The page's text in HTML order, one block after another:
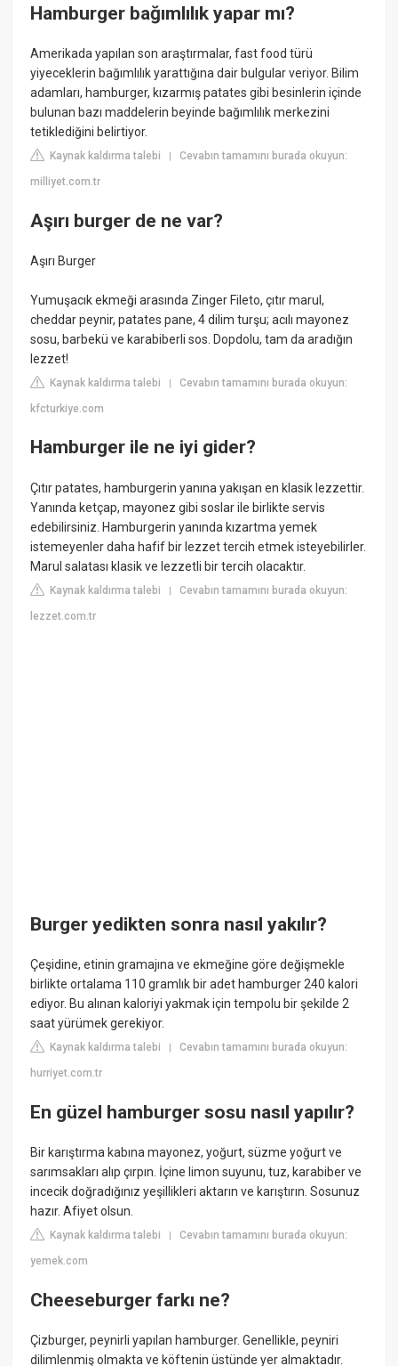
Hamburger bağımlılık yapar mı?
Amerikada yapılan son araştırmalar, fast food türü
yiyeceklerin bağımlılık yarattığına dair bulgular veriyor. Bilim
adamları, hamburger, kızarmış patates gibi besinlerin içinde
bulunan bazı maddelerin beyinde bağımlılık merkezini
tetiklediğini belirtiyor.
Kaynak kaldırma talebi |Cevabın tamamını burada okuyun:
milliyet.com.tr
Aşırı burger de ne var?
Aşırı Burger
Yumuşacık ekmeği arasında Zinger Fileto, çıtır marul,
cheddar peynir, patates pane, 4 dilim turşu; acılı mayonez
sosu, barbekü ve karabiberli sos. Dopdolu, tam da aradığın
lezzet!
Kaynak kaldırma talebi |Cevabın tamamını burada okuyun:
kfcturkiye.com
Hamburger ile ne iyi gider?
Çıtır patates, hamburgerin yanına yakışan en klasik lezzettir.
Yanında ketçap, mayonez gibi soslar ile birlikte servis
edebilirsiniz. Hamburgerin yanında kızartma yemek
istemeyenler daha hafif bir lezzet tercih etmek isteyebilirler.
Marul salatası klasik ve lezzetli bir tercih olacaktır.
Kaynak kaldırma talebi |Cevabın tamamını burada okuyun:
lezzet.com.tr
Burger yedikten sonra nasıl yakılır?
Çeşidine, etinin gramajına ve ekmeğine göre değişmekle
birlikte ortalama 110 gramlık bir adet hamburger 240 kalori
ediyor. Bu alınan kaloriyi yakmak için tempolu bir şekilde 2
saat yürümek gerekiyor.
Kaynak kaldırma talebi |Cevabın tamamını burada okuyun:
hurriyet.com.tr
En güzel hamburger sosu nasıl yapılır?
Bir karıştırma kabına mayonez, yoğurt, süzme yoğurt ve
sarımsakları alıp çırpın. İçine limon suyunu, tuz, karabiber ve
incecik doğradığınız yeşillikleri aktarın ve karıştırın. Sosunuz
hazır. Afiyet olsun.
Kaynak kaldırma talebi |Cevabın tamamını burada okuyun:
yemek.com
Cheeseburger farkı ne?
Çizburger, peynirli yapılan hamburger. Genellikle, peyniri
dilimlenmiş olmakta ve köftenin üstünde yer almaktadır.